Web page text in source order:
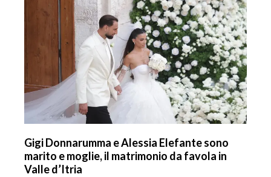
Gigi Donnarumma e Alessia Elefante sono
marito e moglie, il matrimonio da favola in
Valle d’Itria